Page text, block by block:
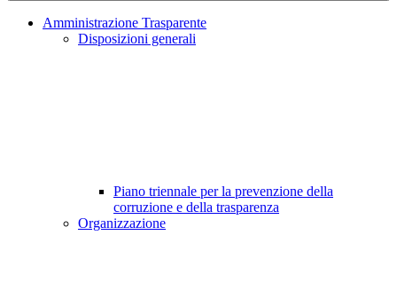
Amministrazione Trasparente
Disposizioni generali
Piano triennale per la prevenzione della
corruzione e della trasparenza
Organizzazione